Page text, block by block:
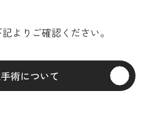
よりご確認ください。
術について